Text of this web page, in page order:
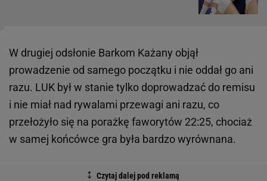
W drugiej odsłonie Barkom Każany objął
prowadzenie od samego początku i nie oddał go ani
razu. LUK był w stanie tylko doprowadzać do remisu
i nie miał nad rywalami przewagi ani razu, co
przełożyło się na porażkę faworytów 22:25, chociaż
w samej końcówce gra była bardzo wyrównana.